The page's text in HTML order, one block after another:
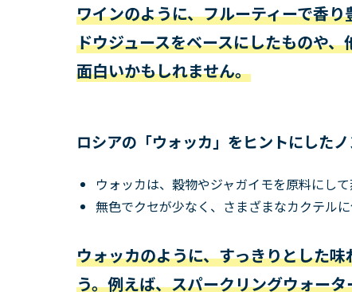
ワインのように、フルーティーで香
ドウジュースをベースにしたものや
面白いかもしれません。
ロシアの「ウォッカ」をヒントにした
ウォッカは、穀物やジャガイモを原料にして
無色でクセが少なく、さまざまなカクテルに
ウォッカのように、すっきりとした
う。例えば、スパークリングウォー